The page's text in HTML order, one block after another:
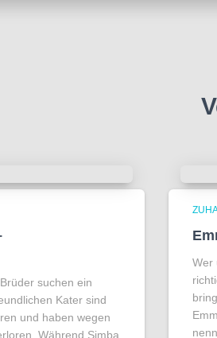
suchen ein
Kater sind
und haben wegen
Während Simba
Wer